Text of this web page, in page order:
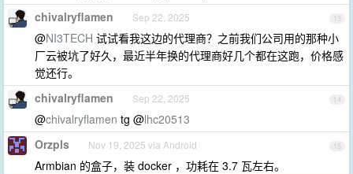
13
chivalryflamen Sep 22, 2025
@NI3TECH 试试看我这边的代理商？之前我们公司用的那种小
厂云被坑了好久，最近半年换的代理商好几个都在这跑，价格感
觉还行。
14
chivalryflamen Sep 22, 2025
@chivalryflamen tg @lhc20513
15
Orzpls Nov 19, 2025 via Android
Armbian 的盒子，装 docker ，功耗在 3.7 瓦左右。